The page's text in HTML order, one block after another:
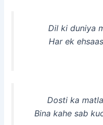
Dil ki duniya
Har ek
Dosti ka
Bina kahe sab